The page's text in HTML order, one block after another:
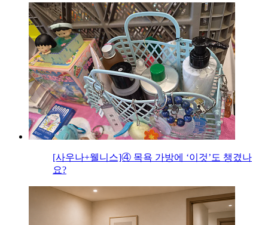
[사우나+웰니스]④ 목욕 가방에 ‘이것’도 챙겼나
요?